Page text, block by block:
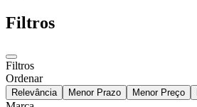
Filtros
Filtros
Ordenar
Relevância Menor Prazo Menor Preço